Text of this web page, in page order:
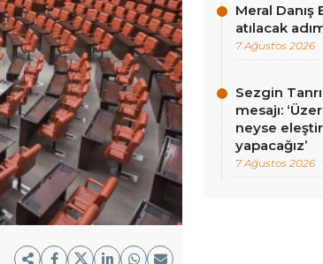
Meral Danış
atılacak
7 Ağustos 2026
Sezgin
mesajı:
neyse
yapacağız’
7 Ağustos 2026